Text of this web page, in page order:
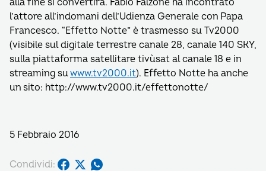
alla fine si convertirà. Fabio Falzone ha incontrato
l’attore all’indomani dell’Udienza Generale con Papa
Francesco. “Effetto Notte” è trasmesso su Tv2000
(visibile sul digitale terrestre canale 28, canale 140 SKY,
sulla piattaforma satellitare tivùsat al canale 18 e in
streaming suwww.tv2000.it). Effetto Notte ha anche
un sito: http://www.tv2000.it/effettonotte/
5 Febbraio 2016
Condividi: